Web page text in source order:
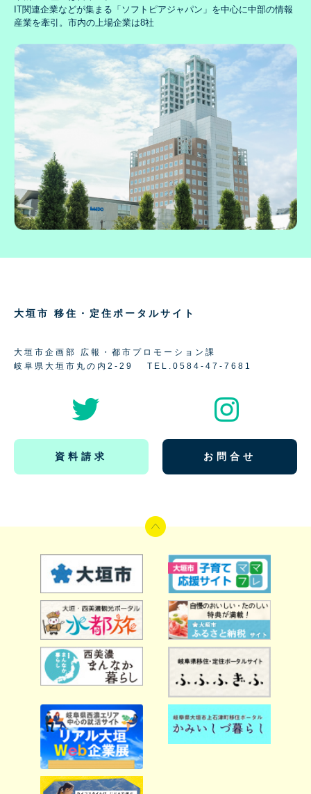
IT関連企業などが集まる「ソフトピアジャパン」を中心に中部の情報
産業を牽引。市内の上場企業は8社
大垣市 移住・定住ポータルサイト
大垣市企画部 広報・都市プロモーション課
岐阜県大垣市丸の内2-29
TEL.0584-47-7681
資料請求 お問合せ